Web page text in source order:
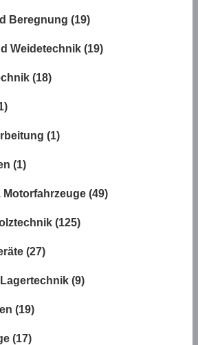
Beregnung (19)
Weidetechnik (19)
(18)
(1)
(1)
Motorfahrzeuge (49)
(125)
(27)
(9)
(19)
(17)